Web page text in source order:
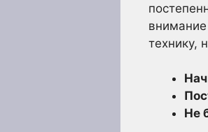
технику,
Не